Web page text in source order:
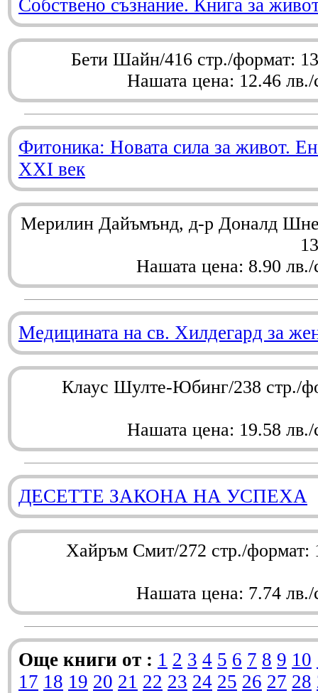
Собствено съзнание. Книга за
Бети Шайн/416 стр./формат:
Нашата цена: 12.46 лв./
Фитоника: Новата сила за живот.
XXI век
Мерилин Дайъмънд, д-р Доналд
Нашата цена: 8.90 лв./
Медицината на св. Хилдегард за
Клаус Шулте-Юбинг/238 стр./
Нашата цена: 19.58 лв./
ДЕСЕТТЕ ЗАКОНА НА УСПЕХА
Хайръм Смит/272 стр./
Нашата цена: 7.74 лв./
Още книги от : 1 2 3 4 5 6 7 8 9 10
17 18 19 20 21 22 23 24 25 26 27 28